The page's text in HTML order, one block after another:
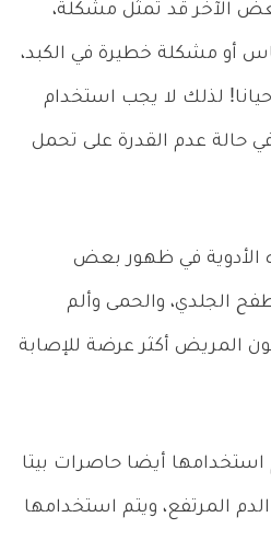
الآخر قد تمثل مشكلة،
أو مشكلة خطيرة في الكبد،
لذلك لا يجب استخدام
في حالة عدم القدرة على تحمل
الأدوية في ظهور بعض
الجلدي، والحمى وألم
المريض أكثر عرضة للإصابة
استخدامها أيضا حاصرات بيتا
المرتفع، ويتم استخدامها